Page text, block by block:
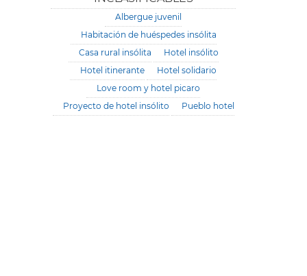
Albergue juvenil
Habitación de huéspedes insólita
Casa rural insólita
Hotel insólito
Hotel itinerante
Hotel solidario
Love room y hotel picaro
Proyecto de hotel insólito
Pueblo hotel